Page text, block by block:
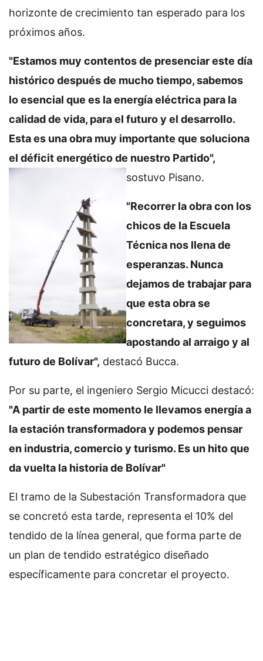
horizonte de crecimiento tan esperado para los
próximos años.
"Estamos muy contentos de presenciar este día
histórico después de mucho tiempo, sabemos
lo esencial que es la energía eléctrica para la
calidad de vida, para el futuro y el desarrollo.
Esta es una obra muy importante que soluciona
el déficit energético de nuestro Partido",
sostuvo Pisano.
"Recorrer la obra con los
chicos de la Escuela
Técnica nos llena de
esperanzas. Nunca
dejamos de trabajar para
que esta obra se
concretara, y seguimos
apostando al arraigo y al
futuro de Bolívar", destacó Bucca.
Por su parte, el ingeniero Sergio Micucci destacó:
"A partir de este momento le llevamos energía a
la estación transformadora y podemos pensar
en industria, comercio y turismo. Es un hito que
da vuelta la historia de Bolívar"
El tramo de la Subestación Transformadora que
se concretó esta tarde, representa el 10% del
tendido de la línea general, que forma parte de
un plan de tendido estratégico diseñado
específicamente para concretar el proyecto.